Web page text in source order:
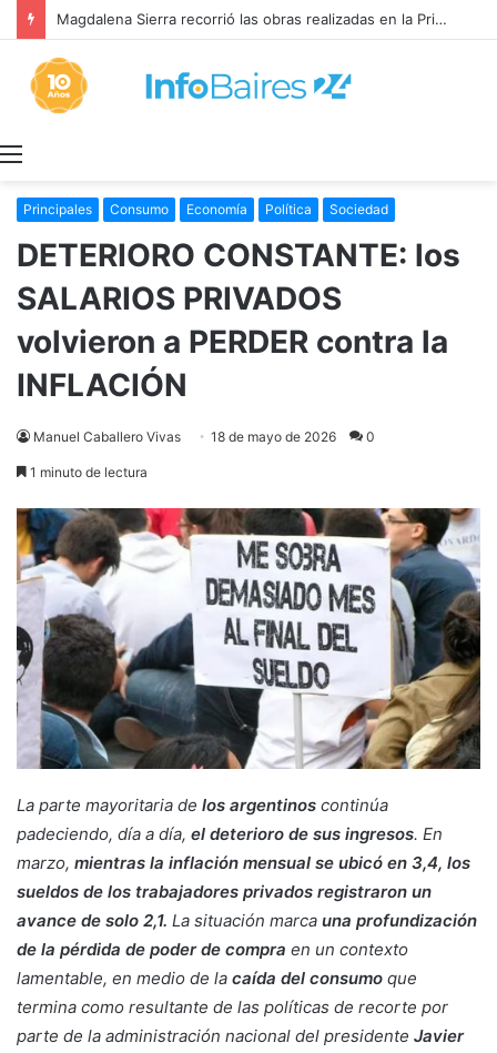
Magdalena Sierra recorrió las obras realizadas en la Primaria 36
Principales Consumo Economía Política Sociedad
DETERIORO CONSTANTE: los
SALARIOS PRIVADOS
volvieron a PERDER contra la
INFLACIÓN
Manuel Caballero Vivas 18 de mayo de 2026 0
1 minuto de lectura
La parte mayoritaria de los argentinos continúa
padeciendo, día a día, el deterioro de sus ingresos. En
marzo, mientras la inflación mensual se ubicó en 3,4, los
sueldos de los trabajadores privados registraron un
avance de solo 2,1. La situación marca una profundización
de la pérdida de poder de compra en un contexto
lamentable, en medio de la caída del consumo que
termina como resultante de las políticas de recorte por
parte de la administración nacional del presidente Javier